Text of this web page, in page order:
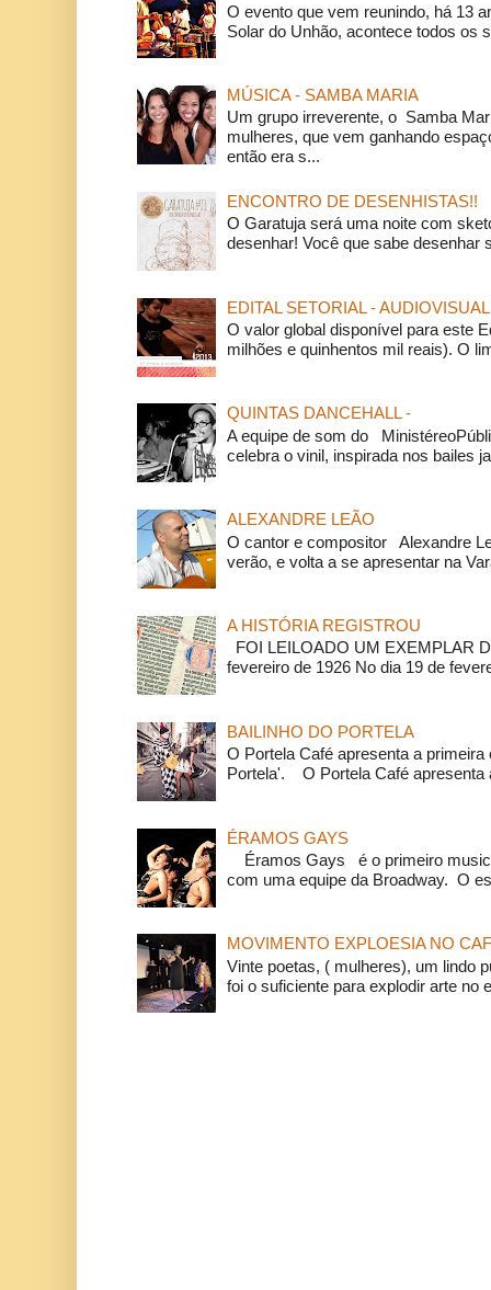
O evento que vem reunindo, há 13
Solar do Unhão, acontece todos os
MÚSICA - SAMBA MARIA
Um grupo irreverente, o Samba
mulheres, que vem ganhando
então era s...
ENCONTRO DE DESENHISTAS!!
O Garatuja será uma noite com
desenhar! Você que sabe desenhar
EDITAL SETORIAL - AUDIOVISUAL
O valor global disponível para este
milhões e quinhentos mil reais). O
QUINTAS DANCEHALL -
A equipe de som do
celebra o vinil, inspirada nos bailes
ALEXANDRE LEÃO
O cantor e compositor Alexandre
verão, e volta a se apresentar na
A HISTÓRIA REGISTROU
FOI LEILOADO UM EXEMPLAR
fevereiro de 1926 No dia 19 de
BAILINHO DO PORTELA
O Portela Café apresenta a
Portela'. O Portela Café apresenta
ÉRAMOS GAYS
Éramos Gays é o primeiro
com uma equipe da Broadway. O
MOVIMENTO EXPLOESIA NO
Vinte poetas, ( mulheres), um lindo
foi o suficiente para explodir arte no